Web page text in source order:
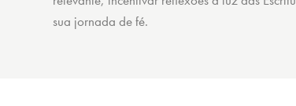
sua jornada de fé.